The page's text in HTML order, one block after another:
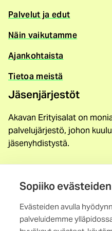
Sopiiko
Evästeiden avulla
palveluidemme
Palvelut ja edut
Näin vaikutamme
Ajankohtaista
Tietoa meistä
Jäsenjärjestöt
Akavan Erityisalat on
palvelujärjestö, johon
jäsenyhdistystä.
Löydä jäsenyhdistys
Yhteystiedot
Maistraatinportti 4 A, 6. krs
00240 Helsinki